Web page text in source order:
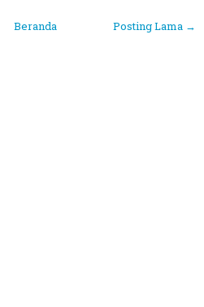
Posting Lama →
Beranda